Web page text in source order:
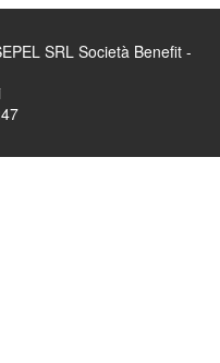
SRL Società Benefit -